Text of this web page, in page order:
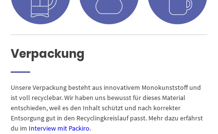
Verpackung
Unsere Verpackung besteht aus innovativem Monokunststoff und
ist voll recyclebar. Wir haben uns bewusst für dieses Material
entschieden, weil es den Inhalt schützt und nach korrekter
Entsorgung gut in den Recyclingkreislauf passt. Mehr dazu erfährst
du im Interview mit Packiro.